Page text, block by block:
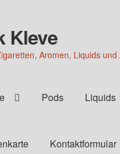
Kleve
Aromen, Liquids
Pods Liquids
Kontaktformular